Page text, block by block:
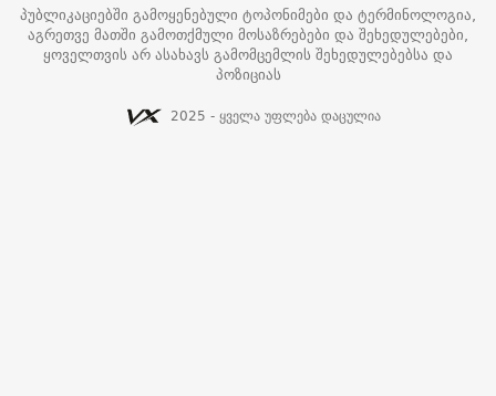
პუბლიკაციებში გამოყენებული ტოპონიმები და ტერმინოლოგია,
აგრეთვე მათში გამოთქმული მოსაზრებები და შეხედულებები,
ყოველთვის არ ასახავს გამომცემლის შეხედულებებსა და
პოზიციას
2025 - ყველა უფლება დაცულია